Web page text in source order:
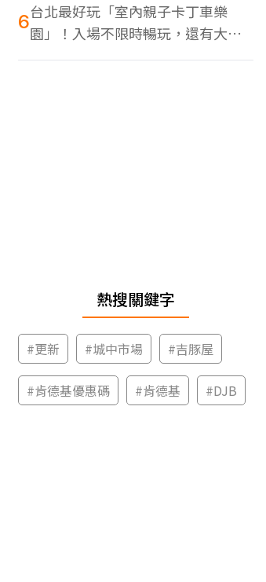
6台北最好玩「室內親子卡丁車樂
園」！入場不限時暢玩，還有大螢
幕Switch遊戲區
熱搜關鍵字
#更新 #城中市場 #吉豚屋
#肯德基優惠碼 #肯德基 #DJB